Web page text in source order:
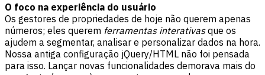
O foco na experiência do usuário
Os gestores de propriedades de hoje não querem apenas
números; eles querem ferramentas interativasque os
ajudem a segmentar, analisar e personalizar dados na hora.
Nossa antiga configuração jQuery/HTML não foi pensada
para isso. Lançar novas funcionalidades demorava mais do